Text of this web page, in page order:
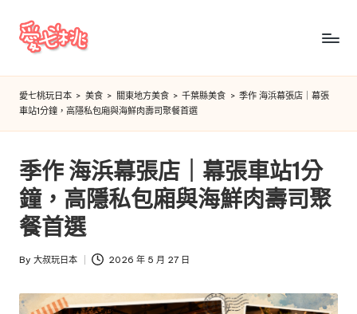
Skip
愛
七
桃
玩
日
本
愛七桃玩日本 > 美食 > 關東地方美食 > 千葉縣美食 > 季作 海浜幕張店｜幕張
車站1分鐘，高隱私包廂與海鮮肉壽司聚餐首選
季作 海浜幕張店｜幕張車站1分
鐘，高隱私包廂與海鮮肉壽司聚
餐首選
Posted
By 大叔玩日本 2026 年 5 月 27 日